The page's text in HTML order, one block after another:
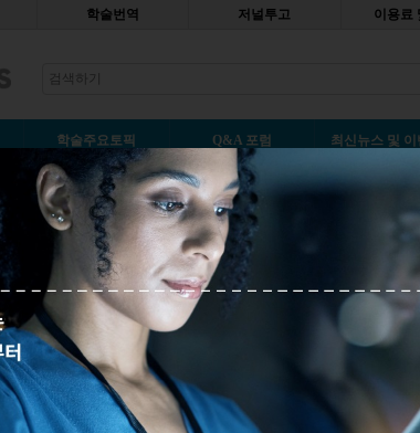
학술번역 저널투고 이용료
학술주요토픽 Q&A 포럼 최신뉴스 및 이
subheadings, minor
이런 테스트를 해 봅시다. 여러분의 연구 주제에
대해 거의 아무것도 모르는 사람 한 명을 골라